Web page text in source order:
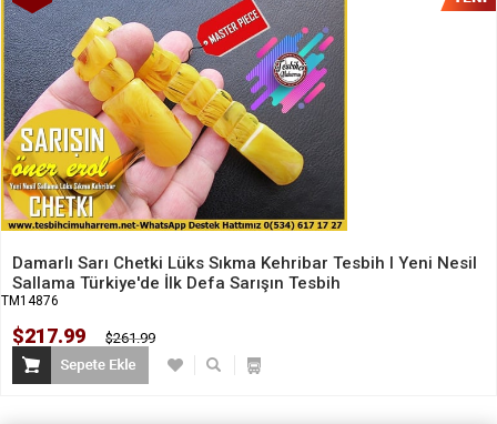
Damarlı Sarı Chetki Lüks Sıkma Kehribar Tesbih I Yeni Nesil
Sallama Türkiye'de İlk Defa Sarışın Tesbih
TM14876
$217.99 $261.99
İndirim